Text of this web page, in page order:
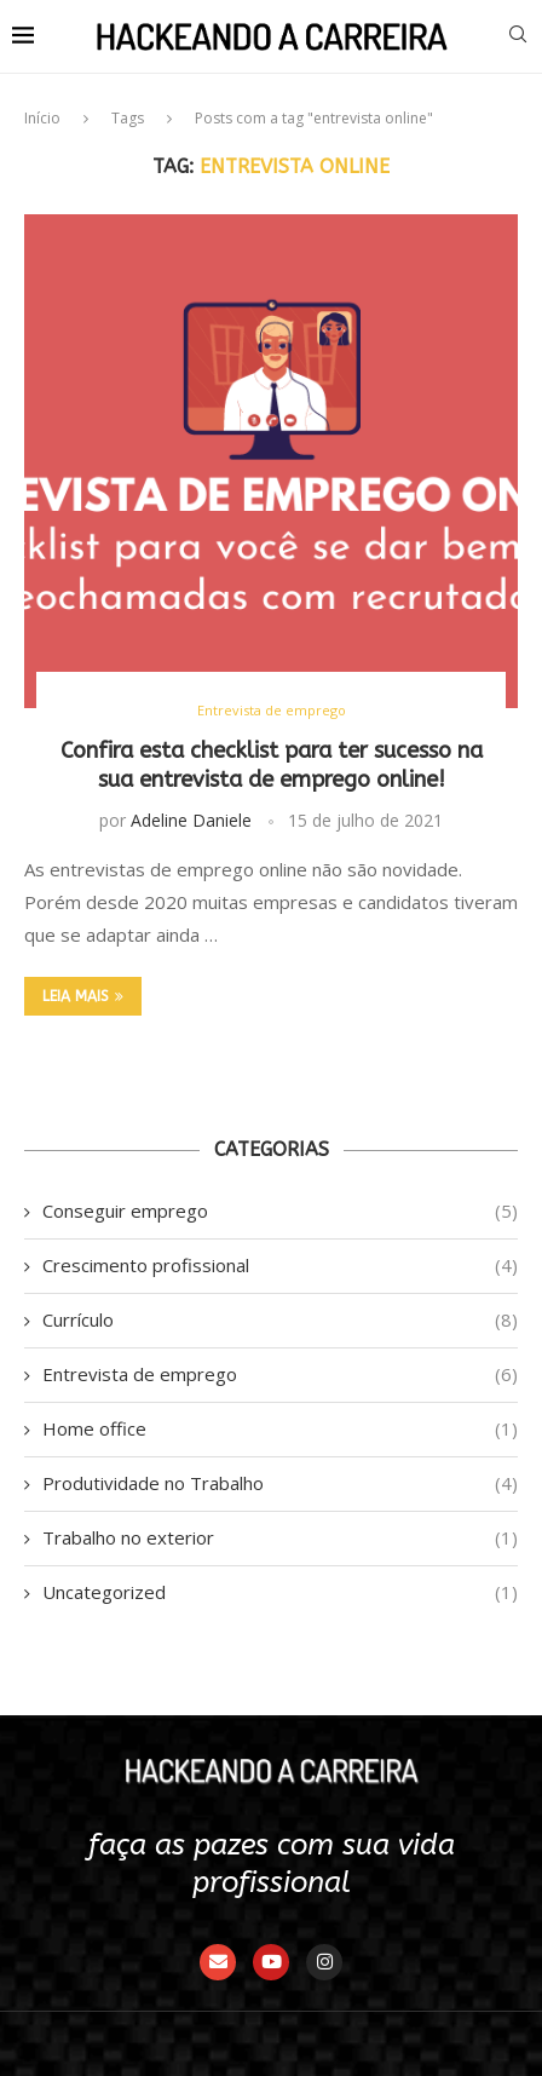
Início Tags Posts com a tag "entrevista online"
TAG: ENTREVISTA ONLINE
Entrevista de emprego
Confira esta checklist para ter sucesso na
sua entrevista de emprego online!
por Adeline Daniele 15 de julho de 2021
As entrevistas de emprego online não são novidade.
Porém desde 2020 muitas empresas e candidatos tiveram
que se adaptar ainda …
LEIA MAIS
CATEGORIAS
Conseguir emprego (5)
Crescimento profissional (4)
Currículo (8)
Entrevista de emprego (6)
Home office (1)
Produtividade no Trabalho (4)
Trabalho no exterior (1)
Uncategorized (1)
faça as pazes com sua vida
profissional